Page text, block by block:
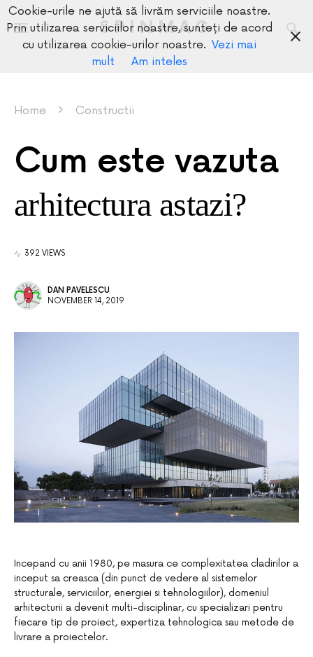
SPINMAG
Home Constructii
Cum este vazuta
arhitectura astazi?
392 VIEWS
DAN PAVELESCU
NOVEMBER 14, 2019
Incepand cu anii 1980, pe masura ce complexitatea cladirilor a
inceput sa creasca (din punct de vedere al sistemelor
structurale, serviciilor, energiei si tehnologiilor), domeniul
arhitecturii a devenit multi-disciplinar, cu specializari pentru
fiecare tip de proiect, expertiza tehnologica sau metode de
livrare a proiectelor.
Cookie-urile ne ajută să livrăm serviciile noastre.
Prin utilizarea serviciilor noastre, sunteți de acord
cu utilizarea cookie-urilor noastre. Vezi mai
mult
Am inteles